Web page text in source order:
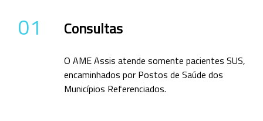
01 Consultas
O AME Assis atende somente pacientes SUS,
encaminhados por Postos de Saúde dos
Municípios Referenciados.